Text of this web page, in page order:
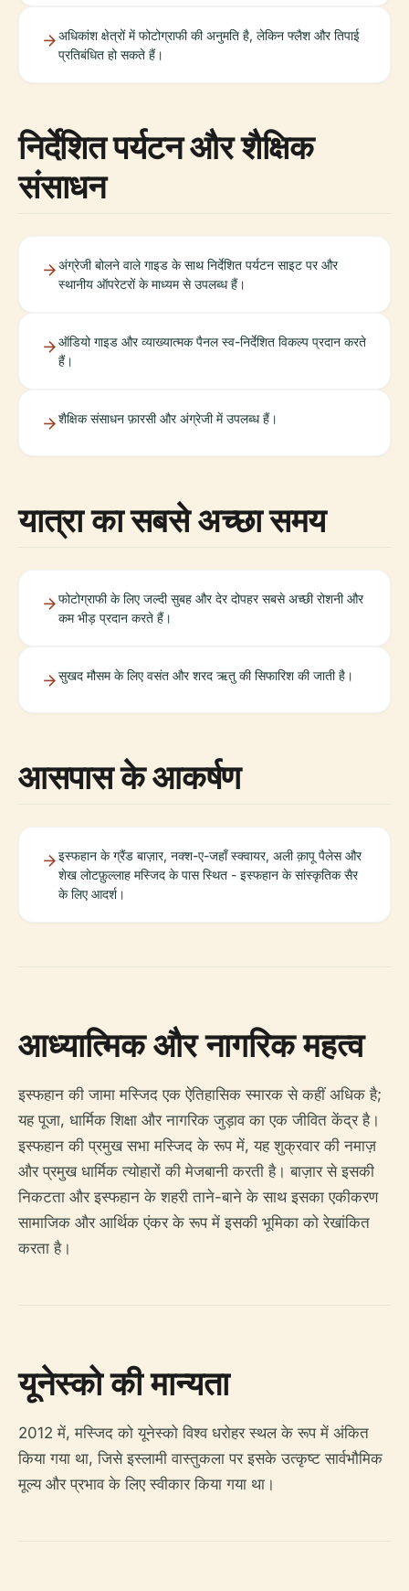
अधिकांश क्षेत्रों में फोटोग्राफी की अनुमति है, लेकिन फ्लैश और तिपाई
प्रतिबंधित हो सकते हैं।
निर्देशित पर्यटन और शैक्षिक
संसाधन
अंग्रेजी बोलने वाले गाइड के साथ निर्देशित पर्यटन साइट पर और
स्थानीय ऑपरेटरों के माध्यम से उपलब्ध हैं।
ऑडियो गाइड और व्याख्यात्मक पैनल स्व-निर्देशित विकल्प प्रदान करते
हैं।
शैक्षिक संसाधन फ़ारसी और अंग्रेजी में उपलब्ध हैं।
यात्रा का सबसे अच्छा समय
फोटोग्राफी के लिए जल्दी सुबह और देर दोपहर सबसे अच्छी रोशनी और
कम भीड़ प्रदान करते हैं।
सुखद मौसम के लिए वसंत और शरद ऋतु की सिफारिश की जाती है।
आसपास के आकर्षण
इस्फहान के ग्रैंड बाज़ार, नक्श-ए-जहाँ स्क्वायर, अली क़ापू पैलेस और
शेख लोटफ़ुल्लाह मस्जिद के पास स्थित - इस्फहान के सांस्कृतिक सैर
के लिए आदर्श।
आध्यात्मिक और नागरिक महत्व
इस्फहान की जामा मस्जिद एक ऐतिहासिक स्मारक से कहीं अधिक है;
यह पूजा, धार्मिक शिक्षा और नागरिक जुड़ाव का एक जीवित केंद्र है।
इस्फहान की प्रमुख सभा मस्जिद के रूप में, यह शुक्रवार की नमाज़
और प्रमुख धार्मिक त्योहारों की मेजबानी करती है। बाज़ार से इसकी
निकटता और इस्फहान के शहरी ताने-बाने के साथ इसका एकीकरण
सामाजिक और आर्थिक एंकर के रूप में इसकी भूमिका को रेखांकित
करता है।
यूनेस्को की मान्यता
2012 में, मस्जिद को यूनेस्को विश्व धरोहर स्थल के रूप में अंकित
किया गया था, जिसे इस्लामी वास्तुकला पर इसके उत्कृष्ट सार्वभौमिक
मूल्य और प्रभाव के लिए स्वीकार किया गया था।